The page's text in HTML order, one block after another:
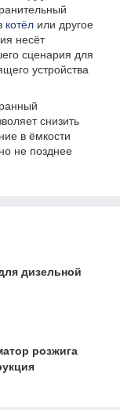
котёл или другое
несёт
сценария для
устройства
снизить
в ёмкости
не позднее
дизельной
розжига